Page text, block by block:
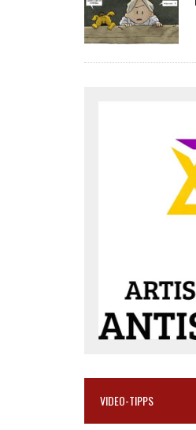
VIDEO-TIPPS